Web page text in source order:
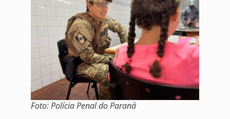
Foto: Polícia Penal do Paraná